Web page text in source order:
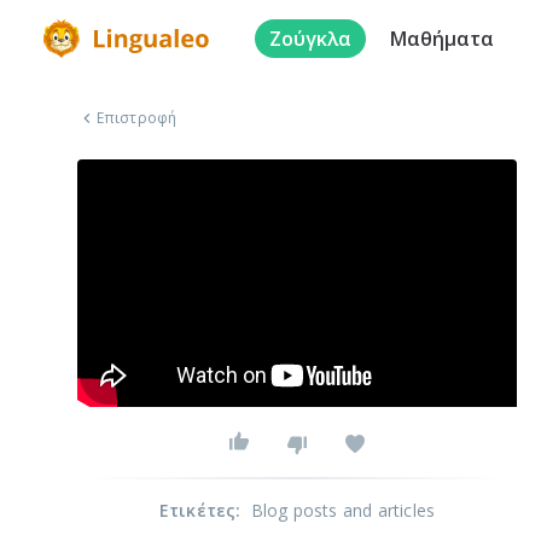
Ζούγκλα Μαθήματα
Επιστροφή
Ετικέτες: Blog posts and articles